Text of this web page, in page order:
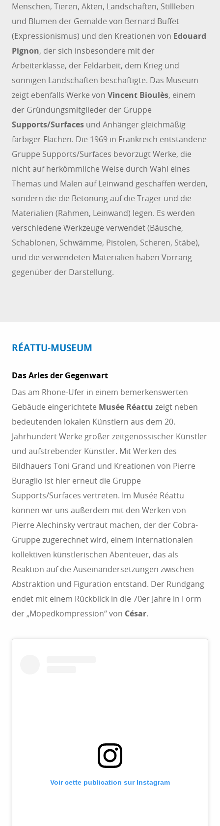
Menschen, Tieren, Akten, Landschaften, Stillleben
und Blumen der Gemälde von Bernard Buffet
(Expressionismus) und den Kreationen von Edouard
Pignon, der sich insbesondere mit der
Arbeiterklasse, der Feldarbeit, dem Krieg und
sonnigen Landschaften beschäftigte. Das Museum
zeigt ebenfalls Werke von Vincent Bioulès, einem
der Gründungsmitglieder der Gruppe
Supports/Surfaces und Anhänger gleichmäßig
farbiger Flächen. Die 1969 in Frankreich entstandene
Gruppe Supports/Surfaces bevorzugt Werke, die
nicht auf herkömmliche Weise durch Wahl eines
Themas und Malen auf Leinwand geschaffen werden,
sondern die die Betonung auf die Träger und die
Materialien (Rahmen, Leinwand) legen. Es werden
verschiedene Werkzeuge verwendet (Bäusche,
Schablonen, Schwämme, Pistolen, Scheren, Stäbe),
und die verwendeten Materialien haben Vorrang
gegenüber der Darstellung.
RÉATTU-MUSEUM
Das Arles der Gegenwart
Das am Rhone-Ufer in einem bemerkenswerten
Gebäude eingerichtete Musée Réattu zeigt neben
bedeutenden lokalen Künstlern aus dem 20.
Jahrhundert Werke großer zeitgenössischer Künstler
und aufstrebender Künstler. Mit Werken des
Bildhauers Toni Grand und Kreationen von Pierre
Buraglio ist hier erneut die Gruppe
Supports/Surfaces vertreten. Im Musée Réattu
können wir uns außerdem mit den Werken von
Pierre Alechinsky vertraut machen, der der Cobra-
Gruppe zugerechnet wird, einem internationalen
kollektiven künstlerischen Abenteuer, das als
Reaktion auf die Auseinandersetzungen zwischen
Abstraktion und Figuration entstand. Der Rundgang
endet mit einem Rückblick in die 70er Jahre in Form
der „Mopedkompression“ von César.
Voir cette publication sur Instagram